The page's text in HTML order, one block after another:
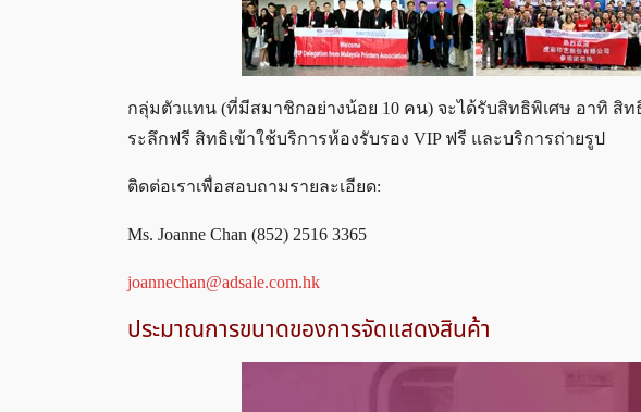
กลุ่มตัวแทน (ที่มีสมาชิกอย่างน้อย 10 คน) จะได้รับสิทธิพิเศษ อาทิ สิ
ระลึกฟรี สิทธิเข้าใช้บริการห้องรับรอง VIP ฟรี และบริการถ่ายรูป
ติดต่อเราเพื่อสอบถามรายละเอียด:
Ms. Joanne Chan (852) 2516 3365
joannechan@adsale.com.hk
ประมาณการขนาดของการจัดแสดงสินค้า